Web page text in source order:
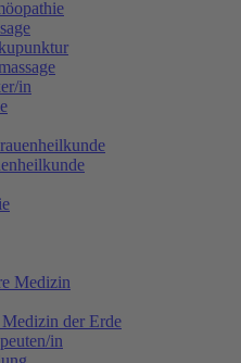
in
Medizin
der Erde
in